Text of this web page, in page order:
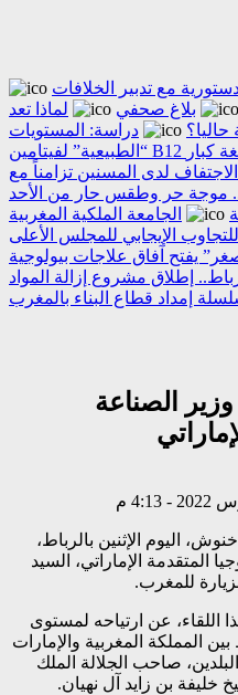
مع تدبير الخلافات
بلاغ صحفي
لماذا تعد
دراسة: المستويات
“الطبيعية” لفيتامين B12 قد تخفي خطرا صامتا على أدمغة كبار
لدى المسنين تزامناً مع
موجة حر وطقس حار من الأحد
الجامعة الملكية المغربية
الإيجابي للمجلس الأعلى
يفتح آفاق علاجات بيولوجية
إطلاق مشروع إزالة المواد
إمداد قطاع البناء بالمغرب
الصناعة
اليوم الإثنين بالرباط،
المتقدمة الإماراتي، السيد
للمغرب.
عن ارتياحه لمستوى
بين المملكة المغربية والإمارات
البلدين، صاحب الجلالة الملك
بن زايد آل نهيان.